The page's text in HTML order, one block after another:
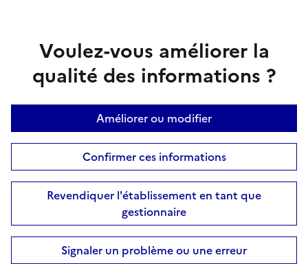
Voulez-vous améliorer la
qualité des informations ?
Améliorer ou modifier
Confirmer ces informations
Revendiquer l'établissement en tant que
gestionnaire
Signaler un problème ou une erreur